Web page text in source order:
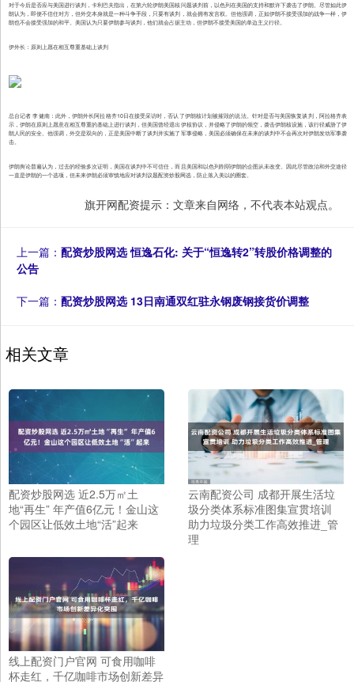
对于今后是否应与美国进行谈判，卡利巴夫指出，在第六轮伊朗美国核问题谈判前，以色列在美国的支持和默许下袭击了伊朗。尽管如此伊
朗认为，即便不信任对方，但外交本身就是一种斗争手段，只要有谈判，就会拥有发言权。但他强调，正如伊朗不接受强加的战争一样，伊
朗也不会接受强加的和平。美国认为只要伊朗参与谈判，他们就会占据主动，但伊朗不接受美国的单边主义行径。
伊外长：原则上愿在相互尊重基础上谈判
总台记者 李健南：此外，伊朗外长阿拉格齐10日在接受采访时，否认了伊朗核计划被摧毁的说法。针对是否与美国恢复谈判，阿拉格齐表
示，伊朗在原则上愿意在相互尊重的基础上进行谈判，但美国曾经退出伊核协议，并侵略了伊朗的领空，袭击伊朗核设施，该行径威胁了伊
朗人民的安全。他强调，外交是双向的，正是美国中断了谈判并实施了军事侵略，美国必须确保在未来的谈判中不会再次对伊朗发动军事袭
击。
伊朗舆论普遍认为，过去的经验多次证明，美国在谈判中不可信任，而且美国和以色列削弱伊朗的企图从未改变。因此尽管政治和外交途径
一直是伊朗的一个选项，但未来伊朗必须审慎地应对谈判议题配资炒股网选，防止落入美以的圈套。
旗开网配资提示：文章来自网络，不代表本站观点。
上一篇： 配资炒股网选 恒逸石化: 关于“恒逸转2”转股价格调整的
公告
下一篇： 配资炒股网选 13日南通双红驻永钢废钢接货价调整
相关文章
配资炒股网选 近2.5万㎡土
地“再生” 年产值6亿元！金山这
个园区让低效土地“活”起来
云南配资公司 成都开展生活垃
圾分类体系标准图集宣贯培训
助力垃圾分类工作高效推进_管
理
线上配资门户官网 可食用咖啡
杯走红，千亿咖啡市场创新差异